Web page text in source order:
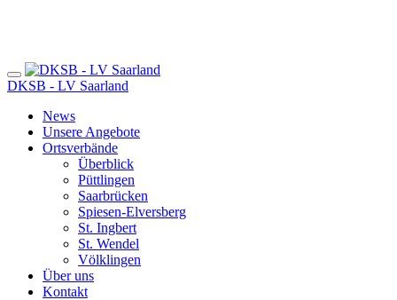
DKSB - LV Saarland
News
Unsere Angebote
Ortsverbände
Überblick
Püttlingen
Saarbrücken
Spiesen-Elversberg
St. Ingbert
St. Wendel
Völklingen
Über uns
Kontakt